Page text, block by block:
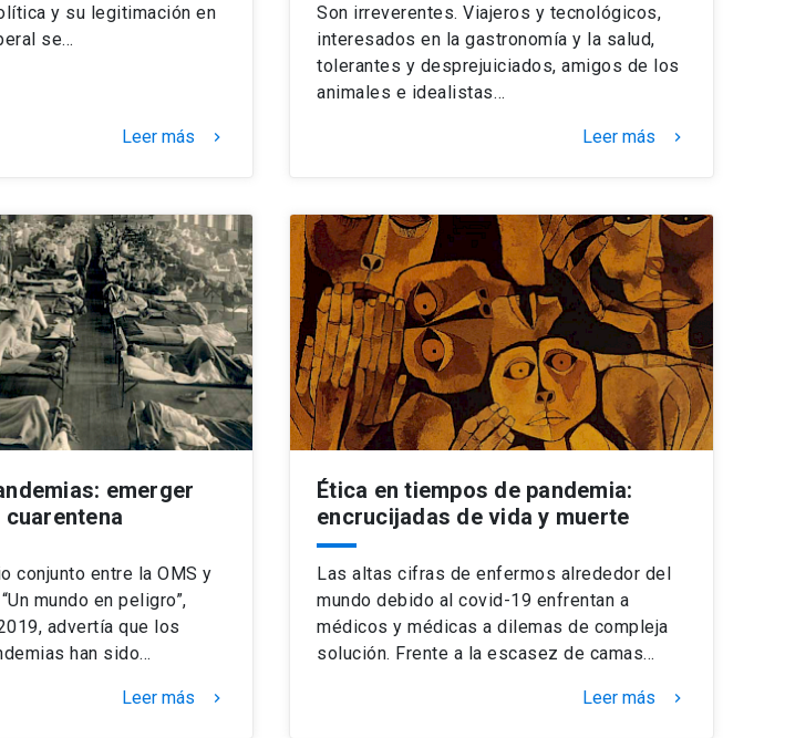
y su legitimación en
se…
Leer más keyboard_arrow_right
Son irreverentes. Viajeros y tecnológicos,
interesados en la gastronomía y la salud,
tolerantes y desprejuiciados, amigos de los
animales e idealistas…
Leer más keyboard_arrow_right
emerger
conjunto entre la OMS y
mundo en peligro”,
advertía que los
han sido…
Leer más keyboard_arrow_right
Ética en tiempos de pandemia:
encrucijadas de vida y muerte
Las altas cifras de enfermos alrededor del
mundo debido al covid-19 enfrentan a
médicos y médicas a dilemas de compleja
solución. Frente a la escasez de camas…
Leer más keyboard_arrow_right